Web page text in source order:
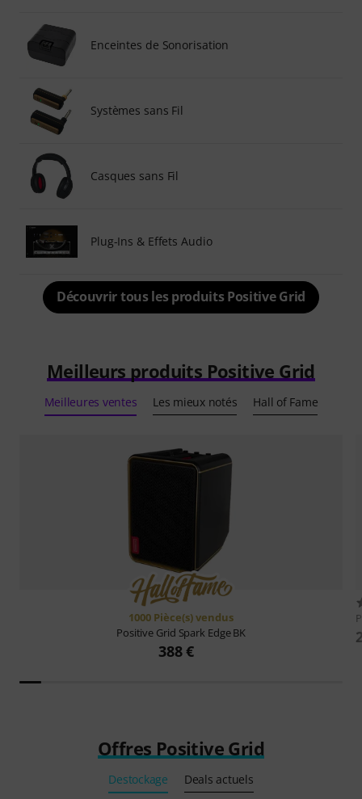
Enceintes de Sonorisation
Systèmes sans Fil
Casques sans Fil
Plug-Ins & Effets Audio
Découvrir tous les produits Positive Grid
Meilleurs produits Positive Grid
Meilleures ventes Les mieux notés Hall of Fame
1000 Pièce(s) vendus
Positive Grid Spark Edge BK
388 €
Offres Positive Grid
Destockage Deals actuels